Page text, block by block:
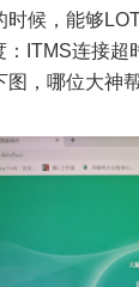
时候，能够
：ITMS连接超
图，哪位大神